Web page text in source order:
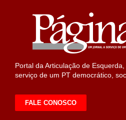
Portal da Articulação de
serviço de um PT democrático,
FALE CONOSCO